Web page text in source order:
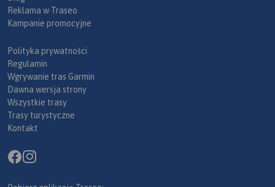
Reklama w Traseo
Kampanie promocyjne
Polityka prywatności
Regulamin
Wgrywanie tras Garmin
Dawna wersja strony
Wszystkie trasy
Trasy turystyczne
Kontakt